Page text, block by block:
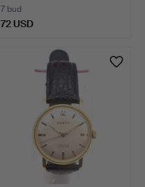
7 bud
72 USD